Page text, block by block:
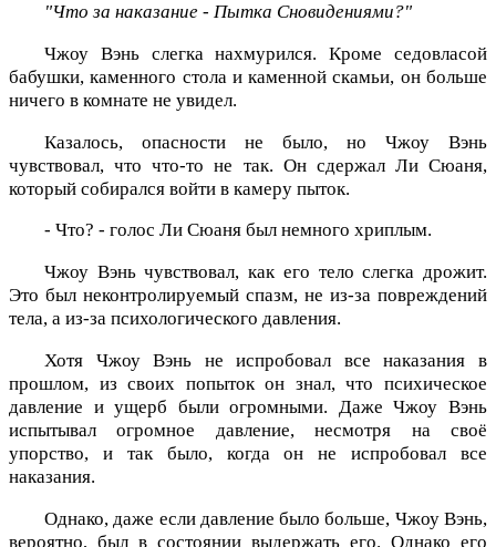
"Что за наказание - Пытка Сновидениями?"
Чжоу Вэнь слегка нахмурился. Кроме седовласой
бабушки, каменного стола и каменной скамьи, он больше
ничего в комнате не увидел.
Казалось, опасности не было, но Чжоу Вэнь
чувствовал, что что-то не так. Он сдержал Ли Сюаня,
который собирался войти в камеру пыток.
- Что? - голос Ли Сюаня был немного хриплым.
Чжоу Вэнь чувствовал, как его тело слегка дрожит.
Это был неконтролируемый спазм, не из-за повреждений
тела, а из-за психологического давления.
Хотя Чжоу Вэнь не испробовал все наказания в
прошлом, из своих попыток он знал, что психическое
давление и ущерб были огромными. Даже Чжоу Вэнь
испытывал огромное давление, несмотря на своё
упорство, и так было, когда он не испробовал все
наказания.
Однако, даже если давление было больше, Чжоу Вэнь,
вероятно, был в состоянии выдержать его. Однако его